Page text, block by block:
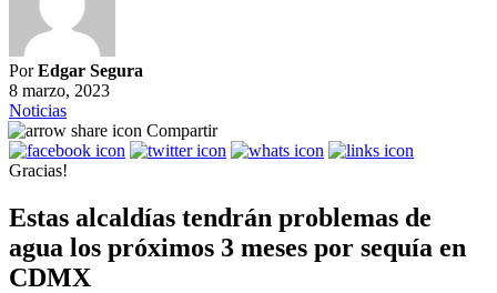
PorEdgar Segura
8 marzo, 2023
Noticias
Compartir
Gracias!
Estas alcaldías tendrán problemas de
agua los próximos 3 meses por sequía en
CDMX